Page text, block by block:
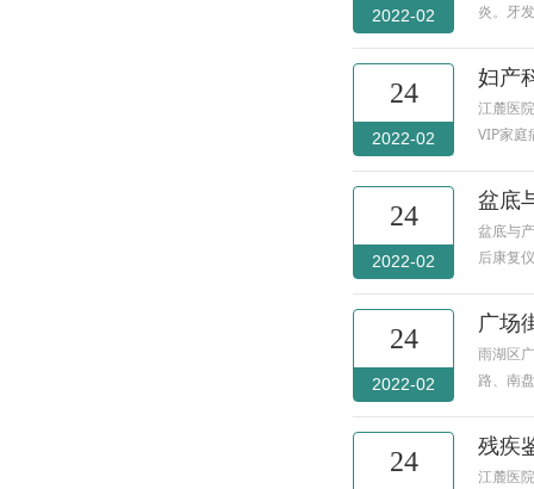
2022-02
炎。牙
24
2022-02
妇产
江麓医
VIP家庭
24
2022-02
盆底
盆底与
后康复
24
2022-02
广场
雨湖区
路、南
24
残疾
江麓医